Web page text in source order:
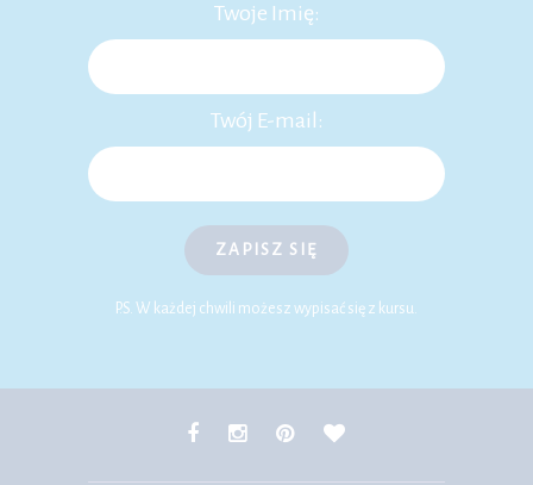
Twoje Imię:
Twój E-mail:
ZAPISZ SIĘ
P.S. W każdej chwili możesz wypisać się z kursu.